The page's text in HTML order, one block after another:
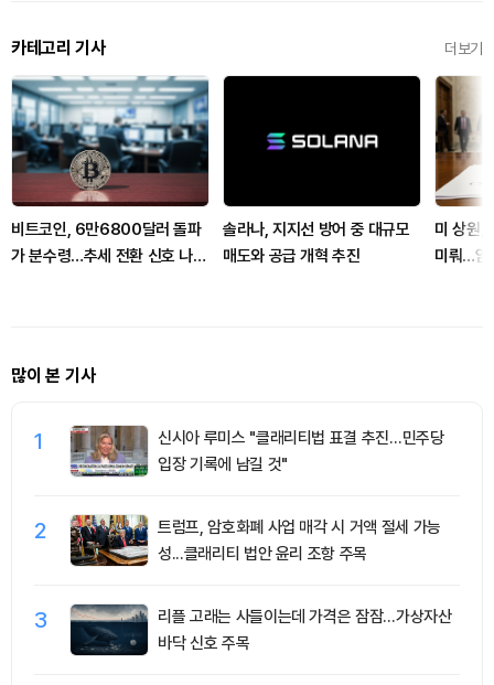
카테고리 기사 더보기
비트코인, 6만6800달러 돌파
가 분수령…추세 전환 신호 나오
솔라나, 지지선 방어 중 대규모
매도와 공급 개혁 추진
미 상원,
미뤄…암
많이 본 기사
1
신시아 루미스 "클래리티법 표결 추진…민주당
입장 기록에 남길 것"
2
트럼프, 암호화폐 사업 매각 시 거액 절세 가능
성...클래리티 법안 윤리 조항 주목
3
리플 고래는 사들이는데 가격은 잠잠…가상자산
바닥 신호 주목